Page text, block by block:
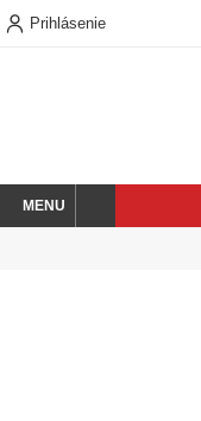
Prihlásenie
BLOG
MENU